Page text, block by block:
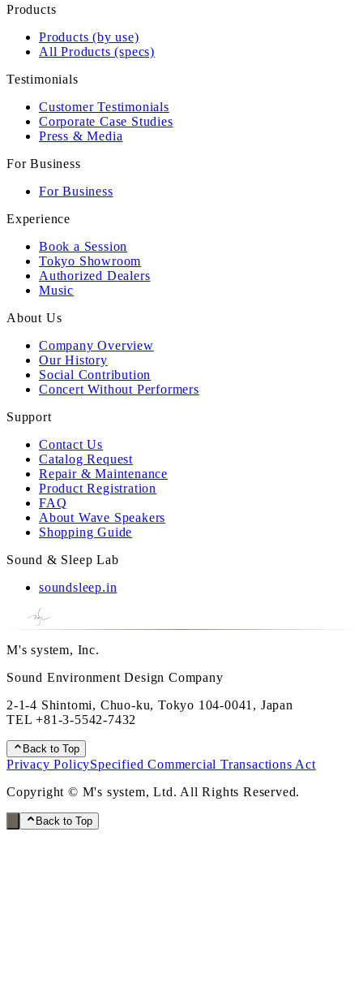
Products
Products (by use)
All Products (specs)
Testimonials
Customer Testimonials
Corporate Case Studies
Press & Media
For Business
For Business
Experience
Book a Session
Tokyo Showroom
Authorized Dealers
Music
About Us
Company Overview
Our History
Social Contribution
Concert Without Performers
Support
Contact Us
Catalog Request
Repair & Maintenance
Product Registration
FAQ
About Wave Speakers
Shopping Guide
Sound & Sleep Lab
soundsleep.in
M's system, Inc.
Sound Environment Design Company
2-1-4 Shintomi, Chuo-ku, Tokyo 104-0041, Japan
TEL+81-3-5542-7432
Back to Top
Privacy PolicySpecified Commercial Transactions Act
Copyright © M's system, Ltd. All Rights Reserved.
Back to Top